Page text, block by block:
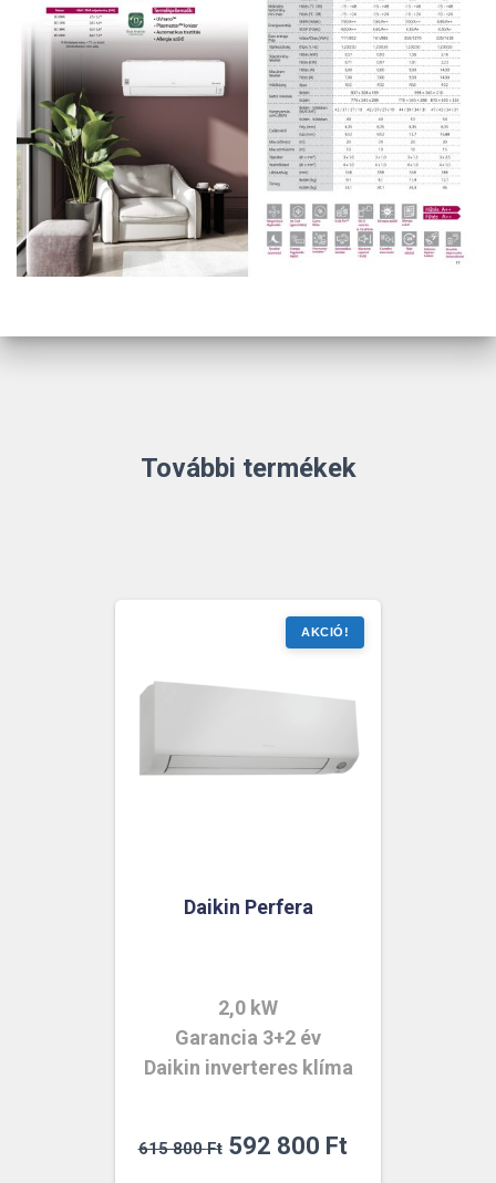
További termékek
Daikin Perfera
2,0 kW
Garancia 3+2 év
Daikin inverteres klíma
615 800Ft Original
592 800 FtCurrent